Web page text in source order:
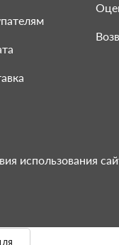
использования